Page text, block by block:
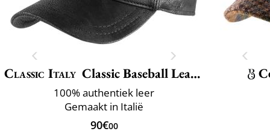
Classic Italy Classic Baseball Leather
100% authentiek leer
Gemaakt in Italië
90€00